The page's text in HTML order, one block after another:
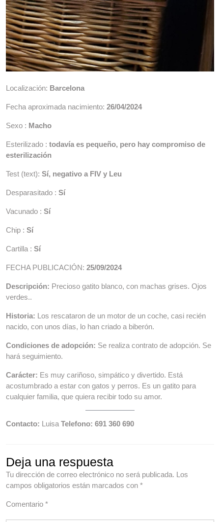
Localización: Barcelona
Fecha aproximada nacimiento: 26/04/2024
Sexo : Macho
Esterilizado : todavía es pequeño, pero hay compromiso de
esterilización
Test (text): Sí, negativo a FIV y Leu
Desparasitado : Sí
Vacunado : Sí
Chip : Sí
Cartilla : Sí
FECHA PUBLICACIÓN: 25/09/2024
Descripción: Precioso gatito blanco, con machas grises. Ojos
verdes..
Historia: Los rescataron de un motor de un coche, casi recién
nacido, con unos días, lo han criado a biberón.
Condiciones de adopción: Se realiza contrato de adopción. Se
hará seguimiento.
Carácter: Es muy cariñoso, simpático y divertido. Está
acostumbrado a estar con gatos y perros. Es un gatito para
cualquier familia, que quiera recibir todo su amor.
Contacto: Luisa Telefono: 691 360 690
Deja una respuesta
Tu dirección de correo electrónico no será publicada. Los
campos obligatorios están marcados con *
Comentario *